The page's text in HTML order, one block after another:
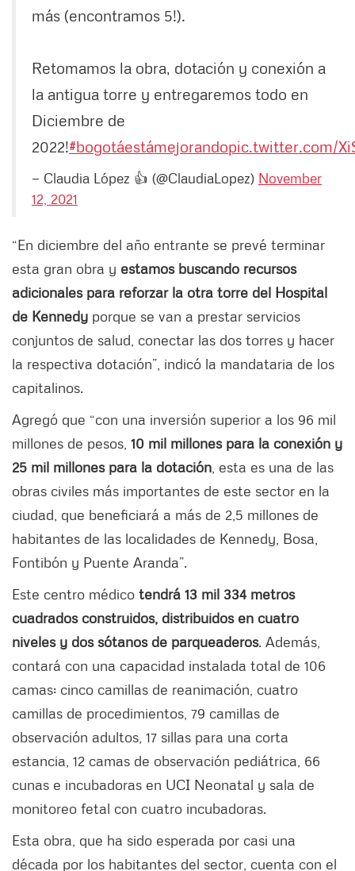
más (encontramos 5!).
Retomamos la obra, dotación y conexión a
la antigua torre y entregaremos todo en
Diciembre de
2022!#bogotáestámejorandopic.twitter.com/
— Claudia López 👍 (@ClaudiaLopez) November
12, 2021
“En diciembre del año entrante se prevé terminar
esta gran obra y estamos buscando recursos
adicionales para reforzar la otra torre del Hospital
de Kennedy porque se van a prestar servicios
conjuntos de salud, conectar las dos torres y hacer
la respectiva dotación”, indicó la mandataria de los
capitalinos.
Agregó que “con una inversión superior a los 96 mil
millones de pesos, 10 mil millones para la conexión y
25 mil millones para la dotación , esta es una de las
obras civiles más importantes de este sector en la
ciudad, que beneficiará a más de 2,5 millones de
habitantes de las localidades de Kennedy, Bosa,
Fontibón y Puente Aranda”.
Este centro médico tendrá 13 mil 334 metros
cuadrados construidos, distribuidos en cuatro
niveles y dos sótanos de parqueaderos. Además,
contará con una capacidad instalada total de 106
camas: cinco camillas de reanimación, cuatro
camillas de procedimientos, 79 camillas de
observación adultos, 17 sillas para una corta
estancia, 12 camas de observación pediátrica, 66
cunas e incubadoras en UCI Neonatal y sala de
monitoreo fetal con cuatro incubadoras.
Esta obra, que ha sido esperada por casi una
década por los habitantes del sector, cuenta con el